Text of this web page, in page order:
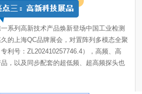
利号：ZL202410257746.4